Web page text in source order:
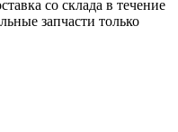
со склада в течение
запчасти только